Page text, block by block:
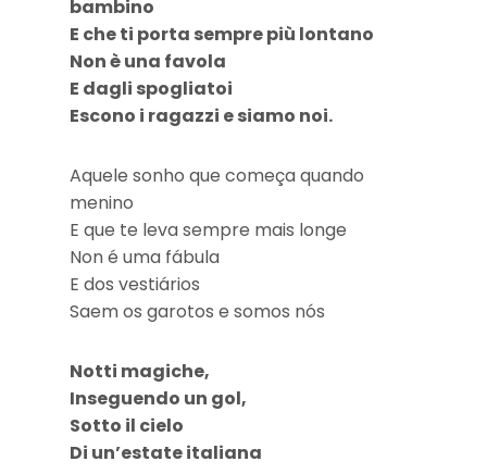
bambino
E che ti porta sempre più lontano
Non è una favola
E dagli spogliatoi
Escono i ragazzi e siamo noi.
Aquele sonho que começa quando
menino
E que te leva sempre mais longe
Non é uma fábula
E dos vestiários
Saem os garotos e somos nós
Notti magiche,
Inseguendo un gol,
Sotto il cielo
Di un’estate italiana